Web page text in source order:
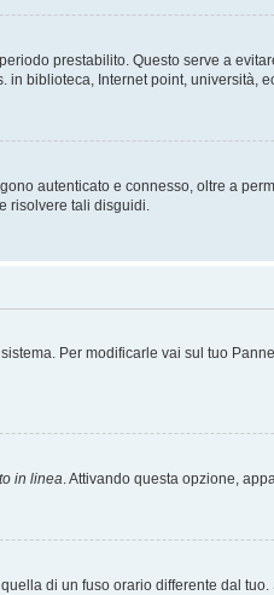
prestabilito. Questo serve a
biblioteca, Internet point,
autenticato e connesso, oltre a
risolvere tali disguidi.
Per modificarle vai sul tuo
in linea. Attivando questa opzione,
di un fuso orario differente dal